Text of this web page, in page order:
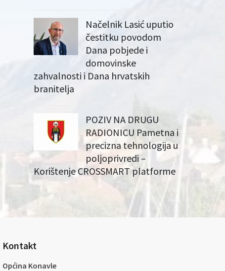
Načelnik Lasić uputio
čestitku povodom
Dana pobjede i
domovinske
zahvalnosti i Dana hrvatskih
branitelja
POZIV NA DRUGU
RADIONICU Pametna i
precizna tehnologija u
poljoprivredi –
Korištenje CROSSMART platforme
Kontakt
Općina Konavle